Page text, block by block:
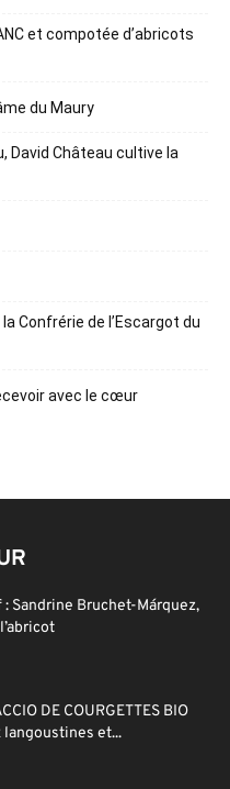
et compotée d’abricots
du Maury
David Château cultive la
Confrérie de l’Escargot du
avec le cœur
: Sandrine Bruchet-Márquez,
DE COURGETTES BIO
langoustines et...